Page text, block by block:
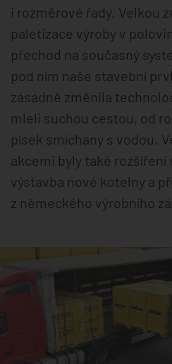
i rozměrové řady. Velkou
paletizace výroby v
přechod na současný
pod ním naše stavební
zásadně změnila
mleli suchou cestou, od
písek smíchaný s vodou.
akcemi byly také rozšíření
výstavba nové kotelny a
z německého výrobního